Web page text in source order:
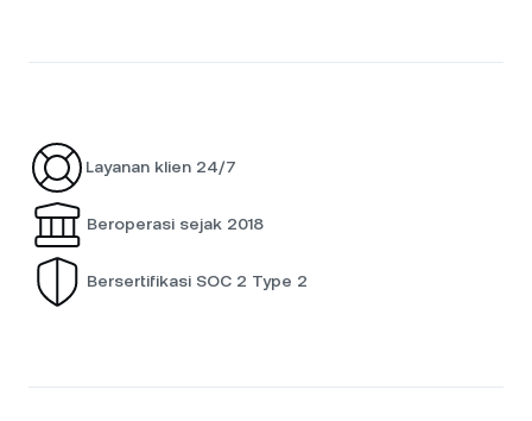
Layanan klien 24/7
Beroperasi sejak 2018
Bersertifikasi SOC 2 Type 2